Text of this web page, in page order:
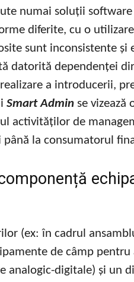
numai soluții software
diferite, cu o
sunt inconsistente și
datorită dependenței
a introducerii,
Smart Admin se vizează
activităților de
la consumatorul
(ex: în cadrul
de câmp pentru
analogic-digitale) și un